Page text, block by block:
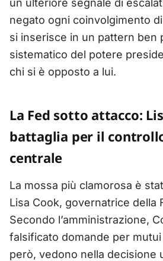
un ulteriore segnale di
negato ogni coinvolgimento
si inserisce in un pattern ben
sistematico del potere
chi si è opposto a lui.
La Fed sotto attacco:
battaglia per il
centrale
La mossa più clamorosa è
Lisa Cook, governatrice della
Secondo l’amministrazione,
falsificato domande per
però, vedono nella decisione